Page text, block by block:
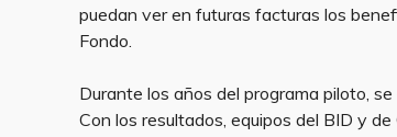
puedan ver en futuras facturas los
Fondo.
Durante los años del programa piloto,
Con los resultados, equipos del BID y